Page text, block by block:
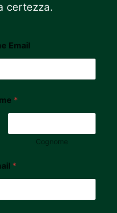
certezza.
Email
*
Cognome
*